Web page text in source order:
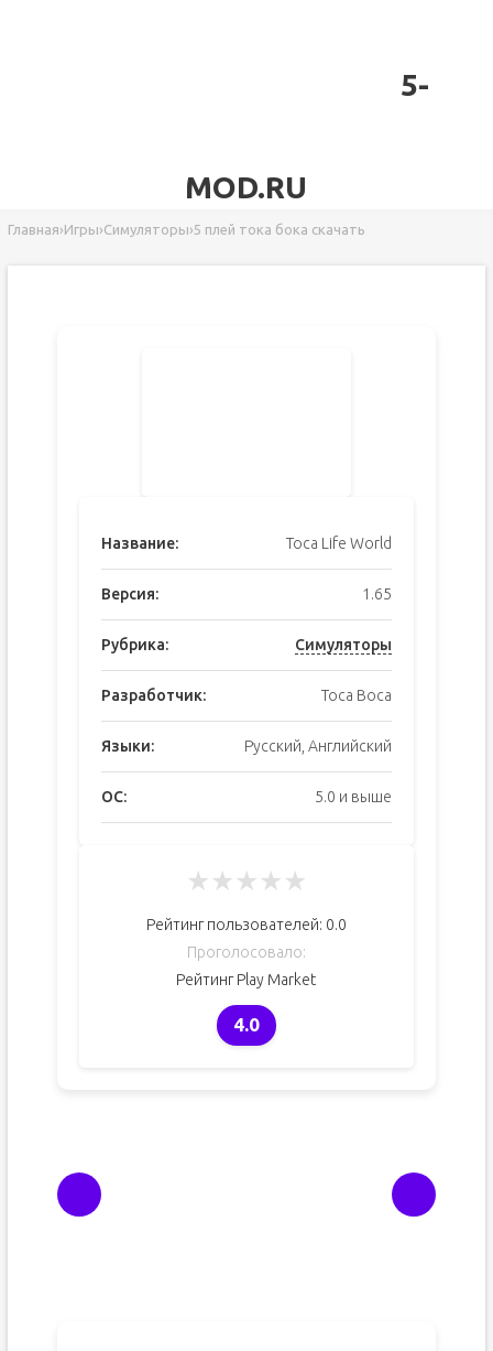
5-
MOD.RU
Главная›Игры›Симуляторы›5 плей тока бока скачать
Название: Toca Life World
Версия: 1.65
Рубрика: Симуляторы
Разработчик: Toca Boca
Языки: Русский, Английский
ОС: 5.0 и выше
★★★★★
Рейтинг пользователей: 0.0
Проголосовало:
Рейтинг Play Market
4.0